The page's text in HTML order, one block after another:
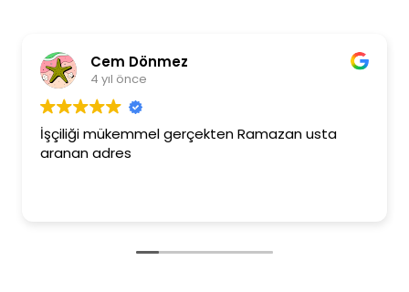
Cem Dönmez
4 yıl önce
İşçiliği mükemmel gerçekten Ramazan usta
aranan adres